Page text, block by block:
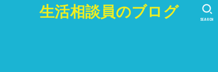
生活相談員のブログ SEARCH